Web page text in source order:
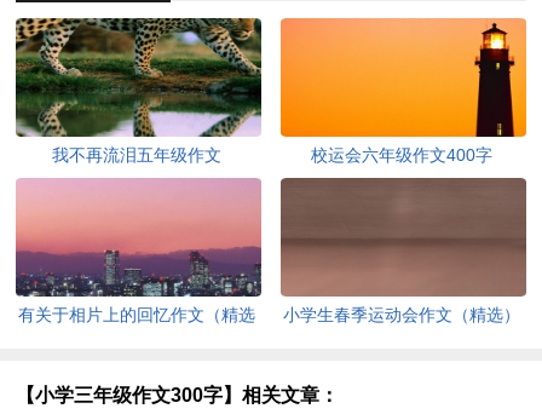
我不再流泪五年级作文 校运会六年级作文400字
有关于相片上的回忆作文（精选
小学生春季运动会作文（精选）
【小学三年级作文300字】相关文章：